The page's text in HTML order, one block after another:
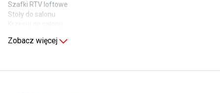
Szafki RTV loftowe
Stoły do salonu
Stoły do kuchni
Zobacz więcej